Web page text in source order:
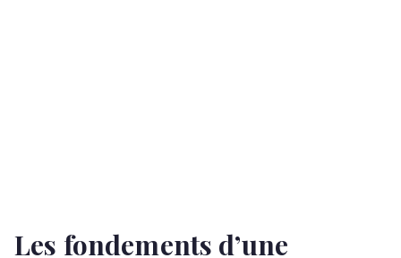
Les fondements d’une